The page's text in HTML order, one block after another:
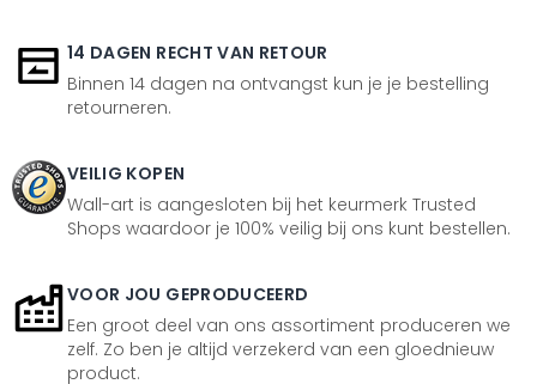
14 DAGEN RECHT VAN RETOUR
Binnen 14 dagen na ontvangst kun je je bestelling
retourneren.
VEILIG KOPEN
Wall-art is aangesloten bij het keurmerk Trusted
Shops waardoor je 100% veilig bij ons kunt bestellen.
VOOR JOU GEPRODUCEERD
Een groot deel van ons assortiment produceren we
zelf. Zo ben je altijd verzekerd van een gloednieuw
product.